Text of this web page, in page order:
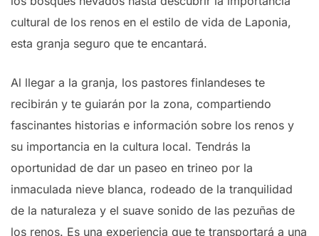
cultural de los renos en el estilo de vida de Laponia,
esta granja seguro que te encantará.
Al llegar a la granja, los pastores finlandeses te
recibirán y te guiarán por la zona, compartiendo
fascinantes historias e información sobre los renos y
su importancia en la cultura local. Tendrás la
oportunidad de dar un paseo en trineo por la
inmaculada nieve blanca, rodeado de la tranquilidad
de la naturaleza y el suave sonido de las pezuñas de
los renos. Es una experiencia que te transportará a una